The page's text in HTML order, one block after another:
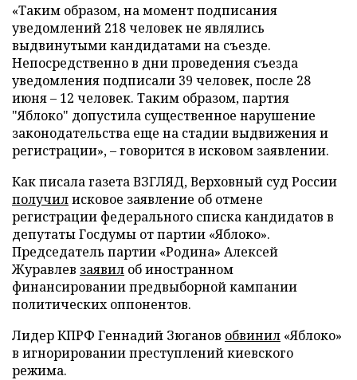
«Таким образом, на момент подписания
уведомлений 218 человек не являлись
выдвинутыми кандидатами на съезде.
Непосредственно в дни проведения съезда
уведомления подписали 39 человек, после 28
июня – 12 человек. Таким образом, партия
"Яблоко" допустила существенное нарушение
законодательства еще на стадии выдвижения и
регистрации», – говорится в исковом заявлении.
Как писала газета ВЗГЛЯД, Верховный суд России
получилисковое заявление об отмене
регистрации федерального списка кандидатов в
депутаты Госдумы от партии «Яблоко».
Председатель партии «Родина» Алексей
Журавлев заявил об иностранном
финансировании предвыборной кампании
политических оппонентов.
Лидер КПРФ Геннадий Зюганов обвинил «Яблоко»
в игнорировании преступлений киевского
режима.